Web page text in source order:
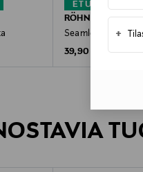
+
RÖHNISCH
Seamless Flex -
Original Price
39,90 €